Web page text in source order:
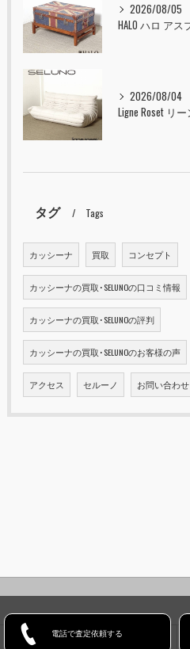
2026/08/05
2026/08/04
タグ Tags
カッシーナ 買取 コンセプト
カッシーナの買取･SELUNOの口コミ情報
カッシーナの買取･SELUNOの評判
カッシーナの買取･SELUNOのお客様の声
アクセス セルーノ お問い合わせ
電話で査定依頼する
ホーム